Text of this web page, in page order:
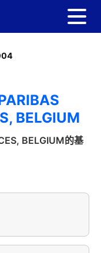
BELGIUM
BELGIUM的基